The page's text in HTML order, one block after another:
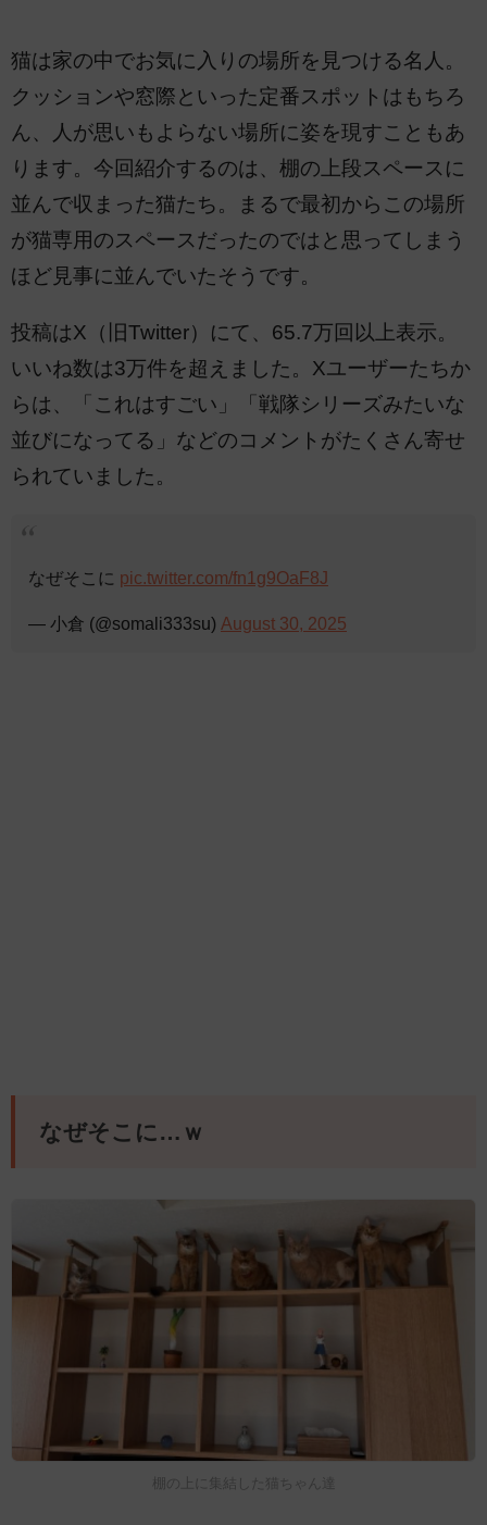
猫は家の中でお気に入りの場所を見つける名人。
クッションや窓際といった定番スポットはもちろ
ん、人が思いもよらない場所に姿を現すこともあ
ります。今回紹介するのは、棚の上段スペースに
並んで収まった猫たち。まるで最初からこの場所
が猫専用のスペースだったのではと思ってしまう
ほど見事に並んでいたそうです。
投稿はX（旧Twitter）にて、65.7万回以上表示。
いいね数は3万件を超えました。Xユーザーたちか
らは、「これはすごい」「戦隊シリーズみたいな
並びになってる」などのコメントがたくさん寄せ
られていました。
なぜそこに pic.twitter.com/fn1g9OaF8J
— 小倉 (@somali333su) August 30, 2025
なぜそこに…ｗ
棚の上に集結した猫ちゃん達